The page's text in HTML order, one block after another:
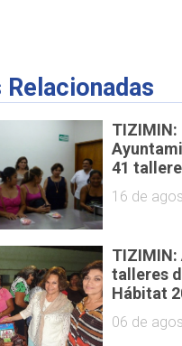
TIZIMIN:
41
16 de
TIZIMIN:
talleres
Hábitat
06 de